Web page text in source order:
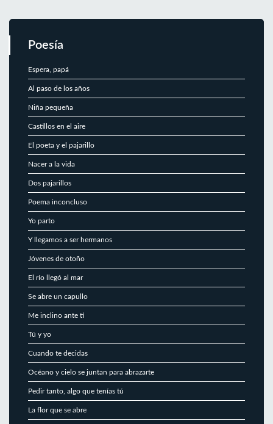
Poesía
Espera, papá
Al paso de los años
Niña pequeña
Castillos en el aire
El poeta y el pajarillo
Nacer a la vida
Dos pajarillos
Poema inconcluso
Yo parto
Y llegamos a ser hermanos
Jóvenes de otoño
El río llegó al mar
Se abre un capullo
Me inclino ante ti
Tú y yo
Cuando te decidas
Océano y cielo se juntan para abrazarte
Pedir tanto, algo que tenías tú
La flor que se abre